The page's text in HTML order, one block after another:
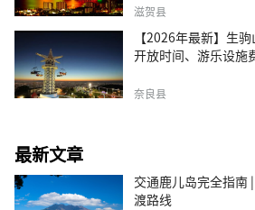
滋贺县
【2026年最新】生
开放时间、游乐设施
奈良县
最新文章
交通鹿儿岛完全指南
渡路线